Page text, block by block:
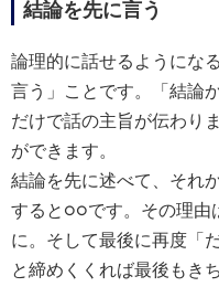
結論を先に言う
論理的に話せるようにな
言う」ことです。「結論
だけで話の主旨が伝わり
ができます。
結論を先に述べて、それ
すると○○です。その理
に。そして最後に再度「
と締めくくれば最後もき